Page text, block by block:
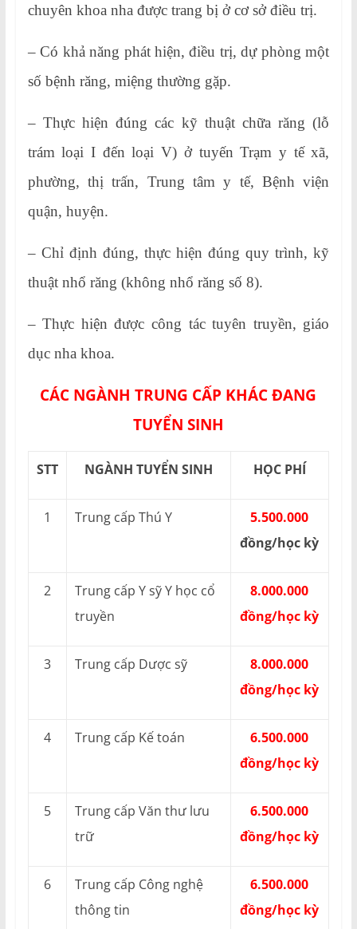
chuyên khoa nha được trang bị ở cơ sở điều trị.
– Có khả năng phát hiện, điều trị, dự phòng một
số bệnh răng, miệng thường gặp.
– Thực hiện đúng các kỹ thuật chữa răng (lỗ
trám loại I đến loại V) ở tuyến Trạm y tế xã,
phường, thị trấn, Trung tâm y tế, Bệnh viện
quận, huyện.
– Chỉ định đúng, thực hiện đúng quy trình, kỹ
thuật nhổ răng (không nhổ răng số 8).
– Thực hiện được công tác tuyên truyền, giáo
dục nha khoa.
CÁC NGÀNH TRUNG CẤP KHÁC ĐANG
TUYỂN SINH
STT NGÀNH TUYỂN SINH HỌC PHÍ
1 Trung cấp Thú Y
5.500.000
đồng/học kỳ
2
Trung cấp Y sỹ Y học cổ
truyền
8.000.000
đồng/học kỳ
3 Trung cấp Dược sỹ
8.000.000
đồng/học kỳ
4 Trung cấp Kế toán
6.500.000
đồng/học kỳ
5
Trung cấp Văn thư lưu
trữ
6.500.000
đồng/học kỳ
6
Trung cấp Công nghệ
thông tin
6.500.000
đồng/học kỳ